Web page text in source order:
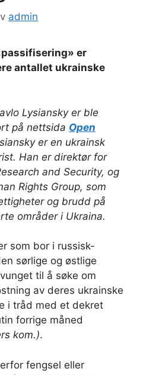
admin
er
antallet ukrainske
Lysiansky er ble
på nettsida Open
er en ukrainsk
Han er direktør for
and Security, og
Rights Group, som
og brudd på
områder i Ukraina.
som bor i russisk-
sørlige og østlige
til å søke om
av deres ukrainske
i tråd med et dekret
forrige måned
kom.).
fengsel eller